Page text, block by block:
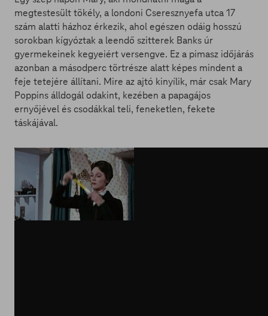
megtestesült tökély, a londoni Cseresznyefa utca 17
szám alatti házhoz érkezik, ahol egészen odáig hosszú
sorokban kígyóztak a leendő szitterek Banks úr
gyermekeinek kegyeiért versengve. Ez a pimasz időjárás
azonban a másodperc törtrésze alatt képes mindent a
feje tetejére állítani. Mire az ajtó kinyílik, már csak Mary
Poppins álldogál odakint, kezében a papagájos
ernyőjével és csodákkal teli, feneketlen, fekete
táskájával.